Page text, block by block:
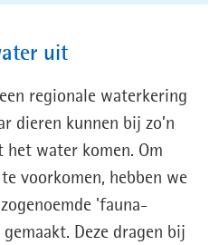
whatsapp_image_2025-
25_at_10-
08-
17_2_1.jpeg)
uit
regionale waterkering
dieren kunnen bij zo’n
water komen. Om
voorkomen, hebben we
'fauna-
Deze dragen bij